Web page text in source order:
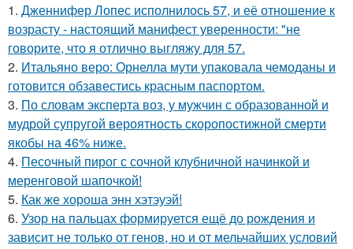
1. Дженнифер Лопес исполнилось 57, и её отношение к
возрасту - настоящий манифест уверенности: "не
говорите, что я отлично выгляжу для 57.
2. Итальяно веро: Орнелла мути упаковала чемоданы и
готовится обзавестись красным паспортом.
3. По словам эксперта воз, у мужчин с образованной и
мудрой супругой вероятность скоропостижной смерти
якобы на 46% ниже.
4. Песочный пирог с сочной клубничной начинкой и
меренговой шапочкой!
5. Как же хороша энн хэтэуэй!
6. Узор на пальцах формируется ещё до рождения и
зависит не только от генов, но и от мельчайших условий